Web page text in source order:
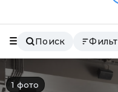
Поиск
1 фото